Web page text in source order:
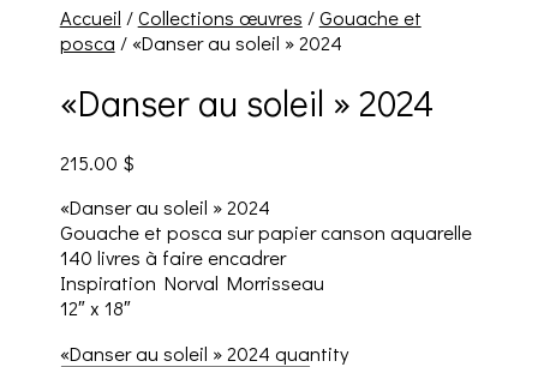
Accueil /Collections œuvres /Gouache et
posca / «Danser au soleil » 2024
«Danser au soleil » 2024
215.00 $
«Danser au soleil » 2024
Gouache et posca sur papier canson aquarelle
140 livres à faire encadrer
Inspiration Norval Morrisseau
12″ x 18″
«Danser au soleil » 2024 quantity